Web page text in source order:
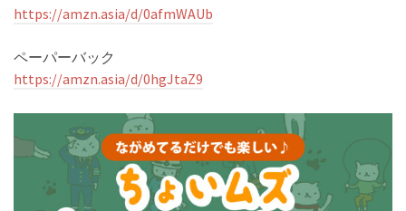
https://amzn.asia/d/0afmWAUb
ペーパーバック
https://amzn.asia/d/0hgJtaZ9